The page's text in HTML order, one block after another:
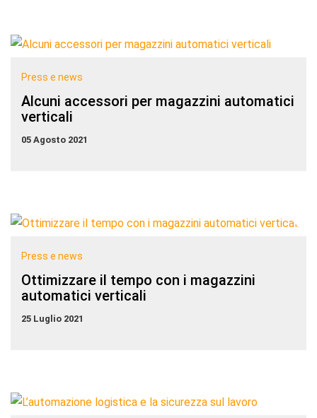
Press e news
Alcuni accessori per magazzini automatici
verticali
05 Agosto 2021
Press e news
Ottimizzare il tempo con i magazzini
automatici verticali
25 Luglio 2021